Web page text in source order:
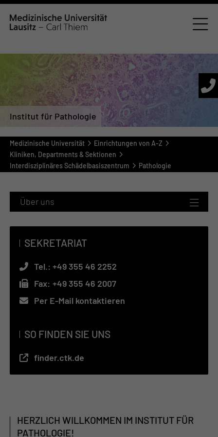
Institut für Pathologie
Medizinische Universität
Einrichtungen von A-Z
Kliniken, Departments & Sektionen
Interdisziplinäres Schädelbasiszentrum
Pathologie
SEKRETARIAT
Tel.: +49 355 46 2252
Fax: +49 355 46 2007
Per E-Mail kontaktieren
SO FINDEN SIE UNS
finder.ctk.de
HERZLICH WILLKOMMEN IM INSTITUT FÜR
PATHOLOGIE!